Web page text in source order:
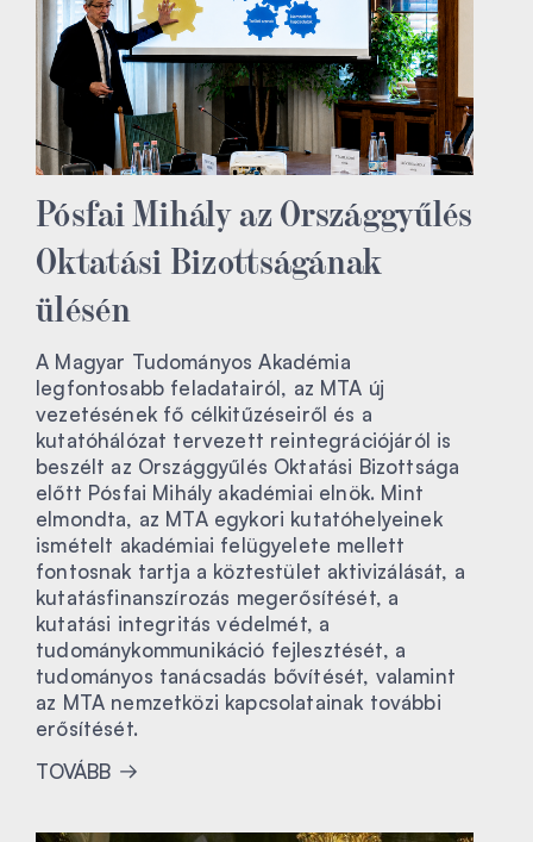
Pósfai Mihály az Országgyűlés
Oktatási Bizottságának
ülésén
A Magyar Tudományos Akadémia
legfontosabb feladatairól, az MTA új
vezetésének fő célkitűzéseiről és a
kutatóhálózat tervezett reintegrációjáról is
beszélt az Országgyűlés Oktatási Bizottsága
előtt Pósfai Mihály akadémiai elnök. Mint
elmondta, az MTA egykori kutatóhelyeinek
ismételt akadémiai felügyelete mellett
fontosnak tartja a köztestület aktivizálását, a
kutatásfinanszírozás megerősítését, a
kutatási integritás védelmét, a
tudománykommunikáció fejlesztését, a
tudományos tanácsadás bővítését, valamint
az MTA nemzetközi kapcsolatainak további
erősítését.
TOVÁBB